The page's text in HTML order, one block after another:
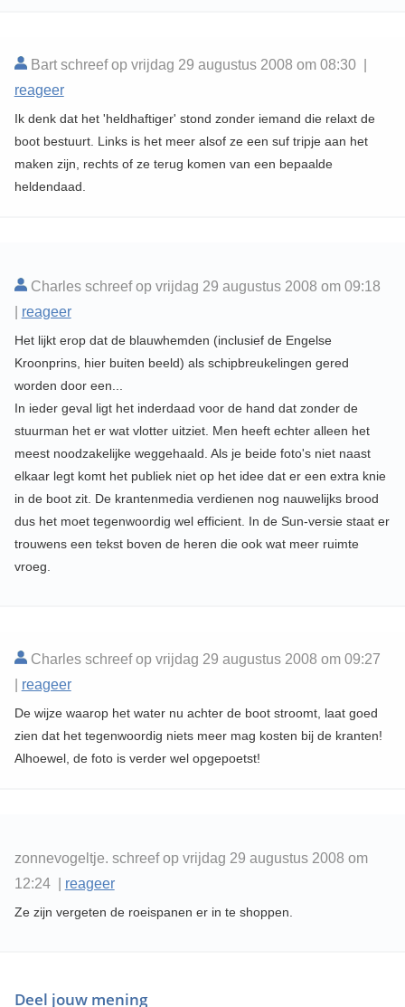
Bart schreef op vrijdag 29 augustus 2008 om 08:30 |
reageer
Ik denk dat het 'heldhaftiger' stond zonder iemand die relaxt de
boot bestuurt. Links is het meer alsof ze een suf tripje aan het
maken zijn, rechts of ze terug komen van een bepaalde
heldendaad.
Charles schreef op vrijdag 29 augustus 2008 om 09:18
reageer
Het lijkt erop dat de blauwhemden (inclusief de Engelse
Kroonprins, hier buiten beeld) als schipbreukelingen gered
worden door een...
In ieder geval ligt het inderdaad voor de hand dat zonder de
stuurman het er wat vlotter uitziet. Men heeft echter alleen het
meest noodzakelijke weggehaald. Als je beide foto's niet naast
elkaar legt komt het publiek niet op het idee dat er een extra knie
in de boot zit. De krantenmedia verdienen nog nauwelijks brood
dus het moet tegenwoordig wel efficient. In de Sun-versie staat er
trouwens een tekst boven de heren die ook wat meer ruimte
vroeg.
Charles schreef op vrijdag 29 augustus 2008 om 09:27
reageer
De wijze waarop het water nu achter de boot stroomt, laat goed
zien dat het tegenwoordig niets meer mag kosten bij de kranten!
Alhoewel, de foto is verder wel opgepoetst!
zonnevogeltje. schreef op vrijdag 29 augustus 2008 om
12:24 | reageer
Ze zijn vergeten de roeispanen er in te shoppen.
Deel jouw mening